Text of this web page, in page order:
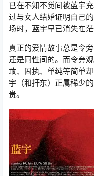
已在不知不觉间被蓝宇
过与女人结婚证明自己
场时，蓝宇早已消失在茫
真正的爱情故事总是令
还是同性间的。而令旁
敢、固执、单纯等简单
宇（和扞东）正属稀少
贵。